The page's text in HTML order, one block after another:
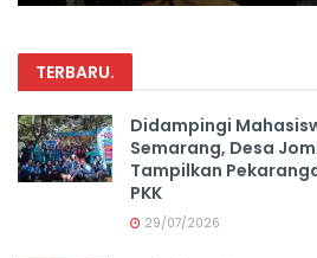
TERBARU.
Didampingi
Semarang, Desa
Tampilkan
PKK
29/07/2026